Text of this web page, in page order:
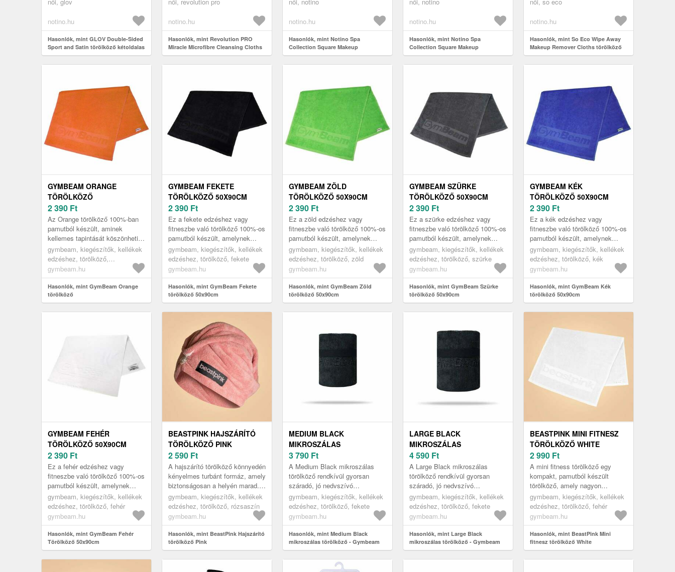
minőségi GLOV ...
női, glov
notino.hu
Hasonlók, mint GLOV Double-Sided
Sport and Satin törölköző kétoldalas
Red 1 db
Rev...
női, revolution pro
notino.hu
Hasonlók, mint Revolution PRO
Miracle Microfibre Cleansing Cloths
arctisztító törölköző 3 db
sminkeltávolítással, és t...
női, notino
notino.hu
Hasonlók, mint Notino Spa
Collection Square Makeup
Removing Towel arctisztító
törölköző árnyalat 1 db
sminkeltávolítással, és t...
női, notino
notino.hu
Hasonlók, mint Notino Spa
Collection Square Makeup
Removing Towel arctisztító
törölköző árnyalat 1 db
...
női, so eco
notino.hu
Hasonlók, mint So Eco Wipe Away
Makeup Remover Cloths törölköző
az arcra 3 db
GYMBEAM ORANGE
TÖRÖLKÖZŐ
2 390 Ft
Az Orange törölköző 100%-ban
pamutból készült, aminek
kellemes tapintását köszönheti.
Jó nedvességfelszívó, hosszú
élettartamú, antisztatikus és
an...
gymbeam, kiegészítők, kellékek
edzéshez, törölköző,
narancssárga
gymbeam.hu
Hasonlók, mint GymBeam Orange
törölköző
GYMBEAM FEKETE
TÖRÖLKÖZŐ 50X90CM
2 390 Ft
Ez a fekete edzéshez vagy
fitneszbe való törölköző 100%-os
pamutból készült, amelynek
kellemes a tapintása. Nagyon jó
a nedvszívó képessége,
hosszú...
gymbeam, kiegészítők, kellékek
edzéshez, törölköző, fekete
gymbeam.hu
Hasonlók, mint GymBeam Fekete
törölköző 50x90cm
GYMBEAM ZÖLD
TÖRÖLKÖZŐ 50X90CM
2 390 Ft
Ez a zöld edzéshez vagy
fitneszbe való törölköző 100%-os
pamutból készült, amelynek
kellemes a tapintása. Nagyon jó
a nedvszívó képessége, hosszú
a...
gymbeam, kiegészítők, kellékek
edzéshez, törölköző, zöld
gymbeam.hu
Hasonlók, mint GymBeam Zöld
törölköző 50x90cm
GYMBEAM SZÜRKE
TÖRÖLKÖZŐ 50X90CM
2 390 Ft
Ez a szürke edzéshez vagy
fitneszbe való törölköző 100%-os
pamutból készült, amelynek
kellemes a tapintása. Nagyon jó
a nedvszívó képessége,
hosszú...
gymbeam, kiegészítők, kellékek
edzéshez, törölköző, szürke
gymbeam.hu
Hasonlók, mint GymBeam Szürke
törölköző 50x90cm
GYMBEAM KÉK
TÖRÖLKÖZŐ 50X90CM
2 390 Ft
Ez a kék edzéshez vagy
fitneszbe való törölköző 100%-os
pamutból készült, amelynek
kellemes a tapintása. Nagyon jó
a nedvszívó képessége, hosszú
az...
gymbeam, kiegészítők, kellékek
edzéshez, törölköző, kék
gymbeam.hu
Hasonlók, mint GymBeam Kék
törölköző 50x90cm
GYMBEAM FEHÉR
TÖRÖLKÖZŐ 50X90CM
2 390 Ft
Ez a fehér edzéshez vagy
fitneszbe való törölköző 100%-os
pamutból készült, amelynek
kellemes a tapintása. Nagyon jó
a nedvszívó képessége, hosszú
...
gymbeam, kiegészítők, kellékek
edzéshez, törölköző, fehér
gymbeam.hu
Hasonlók, mint GymBeam Fehér
Törölköző 50x90cm
BEASTPINK HAJSZÁRÍTÓ
TÖRÖLKÖZŐ PINK
2 590 Ft
A hajszárító törölköző könnyedén
kényelmes turbánt formáz, amely
biztonságosan a helyén marad.
Puha, gyengéd anyagból készült,
amely jól felszívja ...
gymbeam, kiegészítők, kellékek
edzéshez, törölköző, rózsaszín
gymbeam.hu
Hasonlók, mint BeastPink Hajszárító
törölköző Pink
MEDIUM BLACK
MIKROSZÁLAS
TÖRÖLKÖZŐ - GYMBEAM
3 790 Ft
A Medium Black mikroszálas
törölköző rendkívül gyorsan
száradó, jó nedvszívó
képességű anyagból készült.
100x50 cm-es, ezáltal könnyed
súlya és kom...
gymbeam, kiegészítők, kellékek
edzéshez, törölköző, fekete
gymbeam.hu
Hasonlók, mint Medium Black
mikroszálas törölköző - Gymbeam
LARGE BLACK
MIKROSZÁLAS
TÖRÖLKÖZŐ - GYMBEAM
4 590 Ft
A Large Black mikroszálas
törölköző rendkívül gyorsan
száradó, jó nedvszívó
képességű anyagból készült.
126x70 cm-es, ezáltal könnyed
súlya és komp...
gymbeam, kiegészítők, kellékek
edzéshez, törölköző, fekete
gymbeam.hu
Hasonlók, mint Large Black
mikroszálas törölköző - Gymbeam
BEASTPINK MINI FITNESZ
TÖRÖLKÖZŐ WHITE
2 990 Ft
A mini fitness törölköző egy
kompakt, pamutból készült
törölköző, amely nagyon
kellemes a bőrhöz. Emellett jól
elvezeti a nedvességet, és
megbízhat...
gymbeam, kiegészítők, kellékek
edzéshez, törölköző, fehér
gymbeam.hu
Hasonlók, mint BeastPink Mini
fitnesz törölköző White